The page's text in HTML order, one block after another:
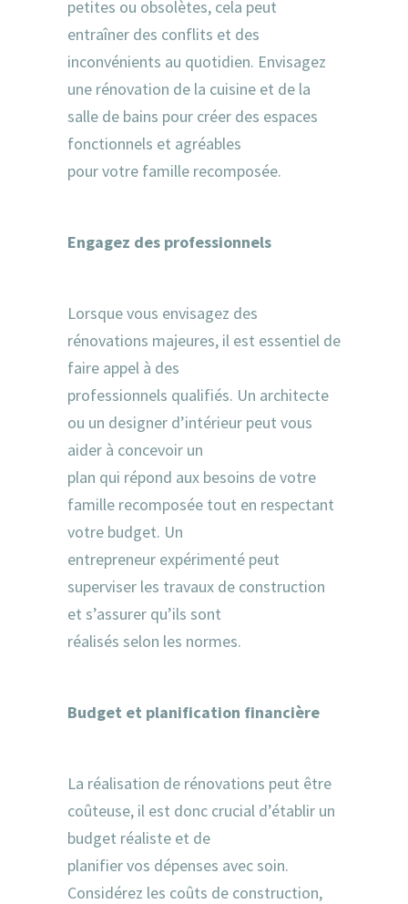
petites ou obsolètes, cela peut
entraîner des conflits et des
inconvénients au quotidien. Envisagez
une rénovation de la cuisine et de la
salle de bains pour créer des espaces
fonctionnels et agréables
pour votre famille recomposée.
Engagez des professionnels
Lorsque vous envisagez des
rénovations majeures, il est essentiel de
faire appel à des
professionnels qualifiés. Un architecte
ou un designer d’intérieur peut vous
aider à concevoir un
plan qui répond aux besoins de votre
famille recomposée tout en respectant
votre budget. Un
entrepreneur expérimenté peut
superviser les travaux de construction
et s’assurer qu’ils sont
réalisés selon les normes.
Budget et planification financière
La réalisation de rénovations peut être
coûteuse, il est donc crucial d’établir un
budget réaliste et de
planifier vos dépenses avec soin.
Considérez les coûts de construction,